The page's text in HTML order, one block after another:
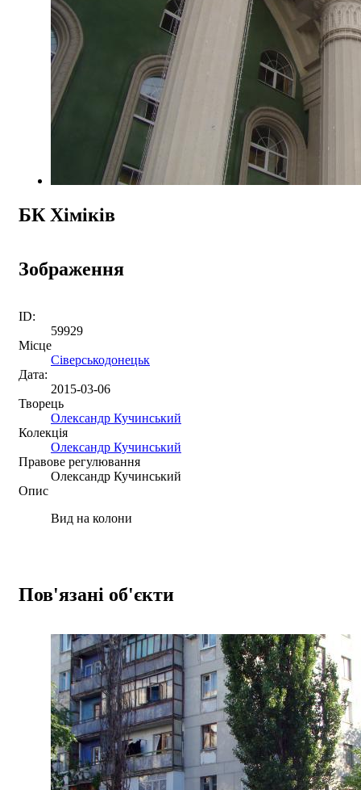
БК Хіміків
Зображення
ID:
59929
Місце
Сіверськодонецьк
Дата:
2015-03-06
Творець
Олександр Кучинський
Колекція
Олександр Кучинський
Правове регулювання
Олександр Кучинський
Опис
Вид на колони
Пов'язані об'єкти